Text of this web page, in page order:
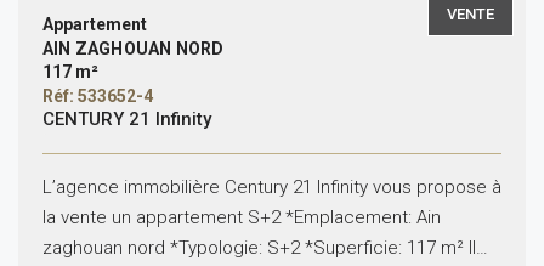
VENTE
Appartement
AIN ZAGHOUAN NORD
117 m²
Réf: 533652-4
CENTURY 21 Infinity
L’agence immobilière Century 21 Infinity vous propose à
la vente un appartement S+2 *Emplacement: Ain
zaghouan nord *Typologie: S+2 *Superficie: 117 m² Il